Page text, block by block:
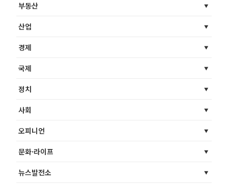
부동산
산업
경제
국제
정치
사회
오피니언
문화·라이프
뉴스발전소